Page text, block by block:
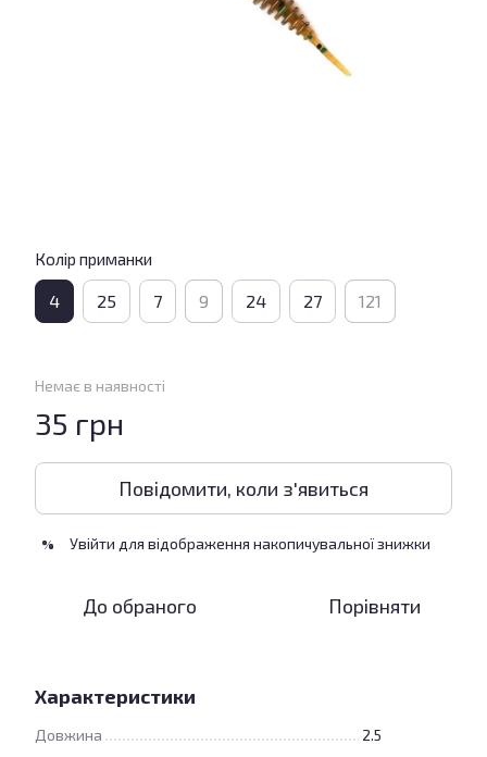
Колір приманки
4 25 7 9 24 27 121
Немає в наявності
35 грн
Повідомити, коли з'явиться
% Увійти для відображення накопичувальної знижки
До обраного Порівняти
Характеристики
Довжина 2.5